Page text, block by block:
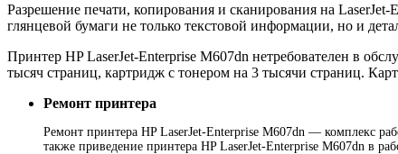
Разрешение печати, копирования и сканирования на
глянцевой бумаги не только текстовой информации, но и
Принтер HP LaserJet-Enterprise M607dn нетребователен в
тысяч страниц, картридж с тонером на 3 тысячи страниц.
Ремонт принтера
Ремонт принтера HP LaserJet-Enterprise M607dn — комплекс
также приведение принтера HP LaserJet-Enterprise M607dn в